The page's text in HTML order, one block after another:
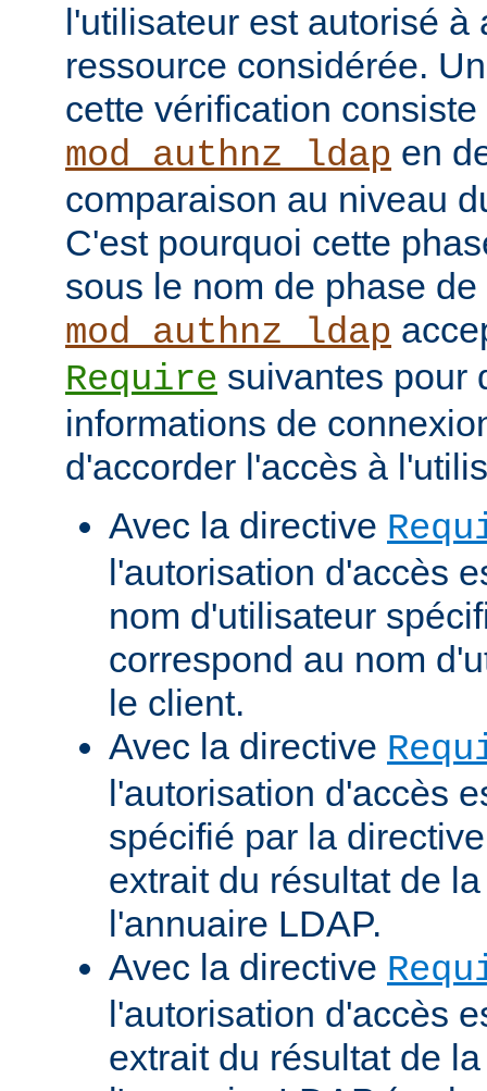
l'utilisateur est autorisé à
ressource considérée.
cette vérification consiste
mod_authnz_ldap en
comparaison au niveau
C'est pourquoi cette
sous le nom de phase
mod_authnz_ldap
Require suivantes pour
informations de
d'accorder l'accès à
Avec la directive
l'autorisation d'accès
nom d'utilisateur
correspond au nom
le client.
Avec la directive
l'autorisation d'accès
spécifié par la
extrait du résultat de
l'annuaire LDAP.
Avec la directive
l'autorisation d'accès
extrait du résultat de